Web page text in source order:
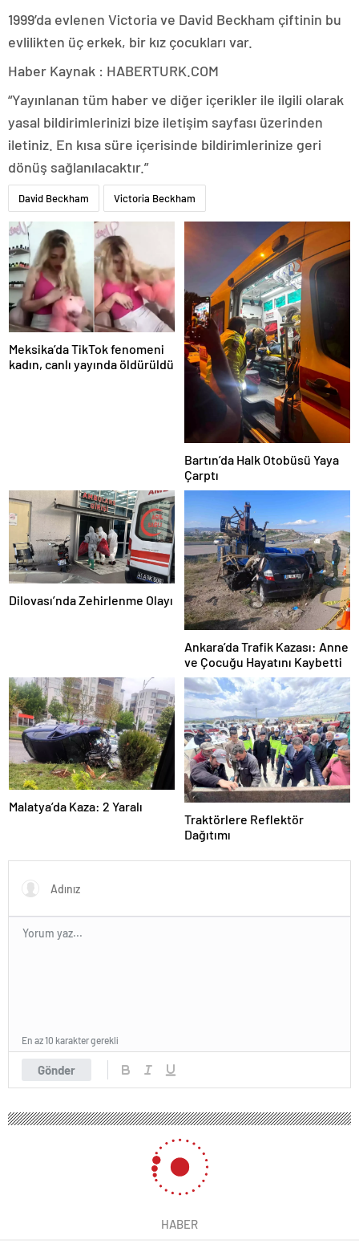
1999’da evlenen Victoria ve David Beckham çiftinin bu
evlilikten üç erkek, bir kız çocukları var.
Haber Kaynak : HABERTURK.COM
“Yayınlanan tüm haber ve diğer içerikler ile ilgili olarak
yasal bildirimlerinizi bize iletişim sayfası üzerinden
iletiniz. En kısa süre içerisinde bildirimlerinize geri
dönüş sağlanılacaktır.”
David Beckham Victoria Beckham
Meksika’da TikTok fenomeni
kadın, canlı yayında öldürüldü
Bartın’da Halk Otobüsü Yaya
Çarptı
Dilovası’nda Zehirlenme Olayı
Ankara’da Trafik Kazası: Anne
ve Çocuğu Hayatını Kaybetti
Malatya’da Kaza: 2 Yaralı
Traktörlere Reflektör
Dağıtımı
Gönder
En az 10 karakter gerekli
HABER